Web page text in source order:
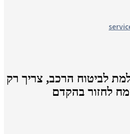
לביטוח הרכב,צריך רק
לחזור בהקדם